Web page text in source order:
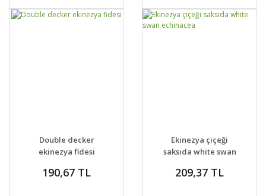
DETAYLAR
VER
Double decker
ekinezya fidesi
190,67 TL
DETAYLAR
VER
Ekinezya çiçeği
saksıda white swan
209,37 TL